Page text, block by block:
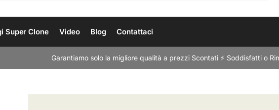
Super Clone Video Blog Contattaci
Garantiamo solo la migliore qualità a prezzi Scontati ⚡ Soddisfatti o